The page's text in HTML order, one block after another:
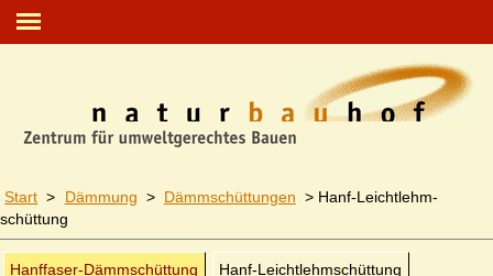
Start > Dämmung > Dämm­schüttungen > Hanf-Leichtlehm­
schüttung
Hanffaser-Dämm­schüttung Hanf-Leichtlehm­schüttung